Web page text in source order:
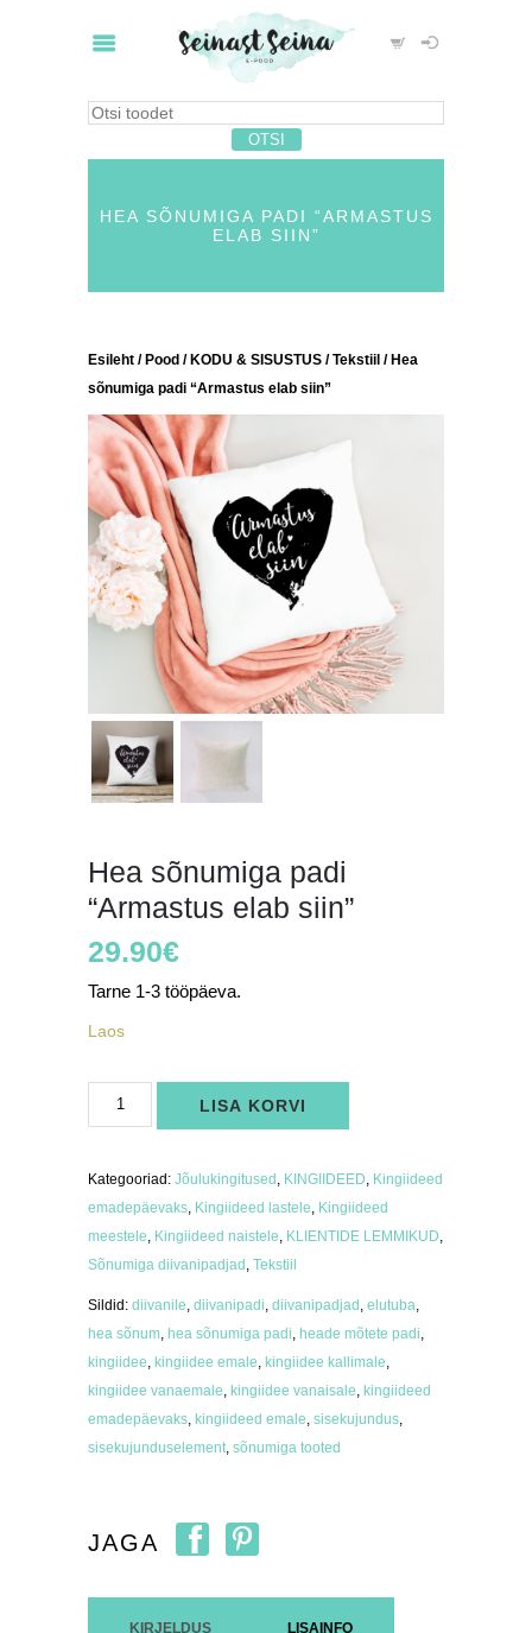
HEA SÕNUMIGA PADI “ARMASTUS
ELAB SIIN”
Esileht / Pood / KODU & SISUSTUS /Tekstiil / Hea
sõnumiga padi “Armastus elab siin”
Hea sõnumiga padi
“Armastus elab siin”
29.90€
Tarne 1-3 tööpäeva.
Laos
sõnumiga
padi
siin"
kogus
LISA KORVI
Kategooriad: Jõulukingitused KINGIIDEED Kingiideed
emadepäevaks Kingiideed lastele Kingiideed
meestele Kingiideed naistele KLIENTIDE LEMMIKUD
Sõnumiga diivanipadjad Tekstiil
Sildid: diivanile diivanipadi diivanipadjad elutuba
hea sõnum hea sõnumiga padi heade mõtete padi
kingiidee kingiidee emale kingiidee kallimale
kingiidee vanaemale kingiidee vanaisale kingiideed
emadepäevaks kingiideed emale sisekujundus
sisekujunduselement sõnumiga tooted
JAGA
KIRJELDUS LISAINFO